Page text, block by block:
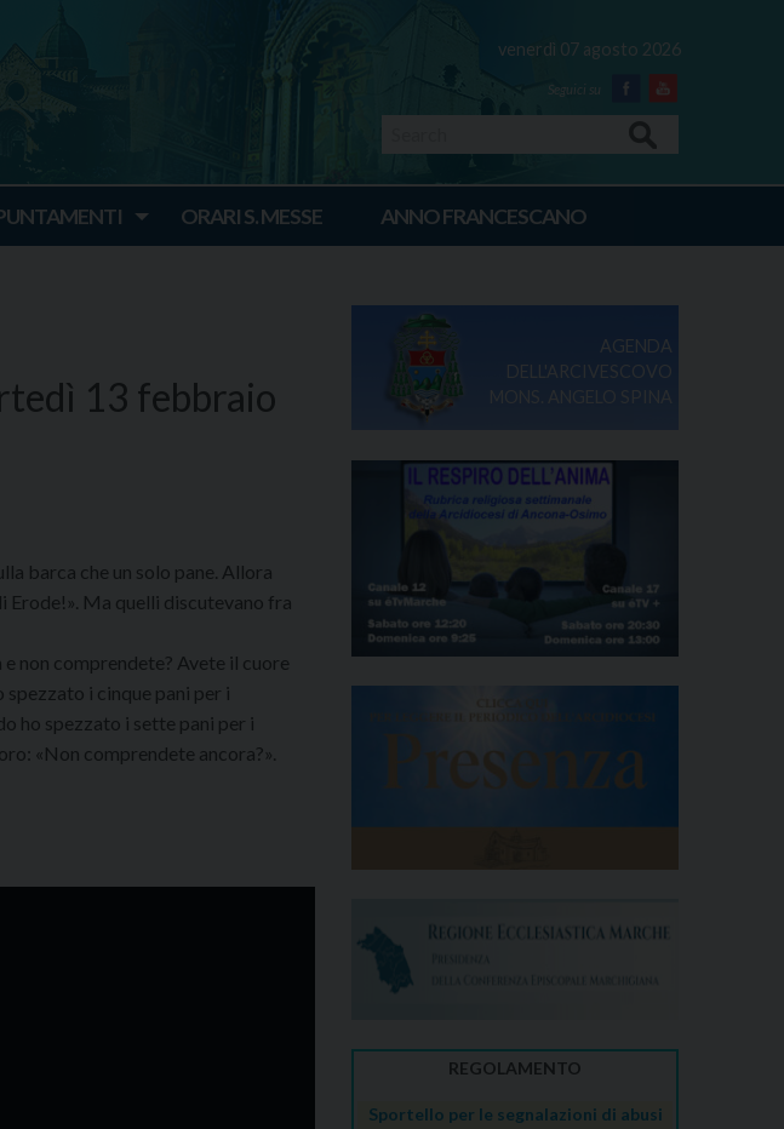
venerdì 07 agosto 2026
Facebook
Youtube
ORARI S. MESSE ANNO FRANCESCANO
13 febbraio
barca che un solo pane. Allora
Erode!». Ma quelli discutevano fra
non comprendete? Avete il cuore
spezzato i cinque pani per i
ho spezzato i sette pani per i
«Non comprendete ancora?».
AGENDA
DELL'ARCIVESCOVO
REGOLAMENTO
Sportello per le segnalazioni di abusi